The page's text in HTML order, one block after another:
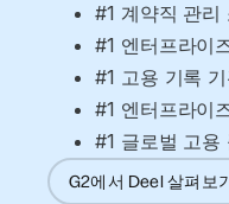
#1 계약직 관리
#1 엔터프라이
#1 고용 기록
#1 엔터프라이
#1 글로벌 고용
G2에서 Deel 살펴보